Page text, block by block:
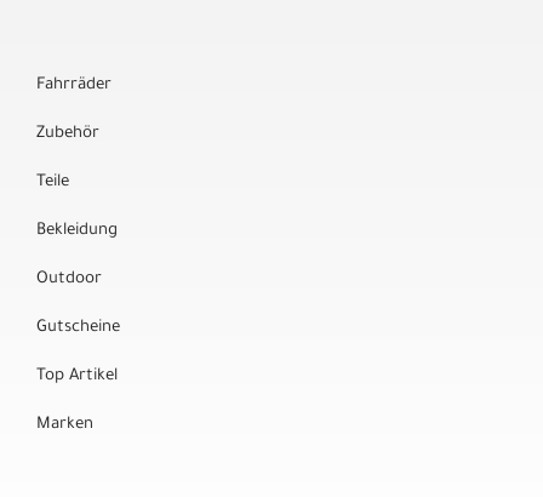
Fahrräder
Zubehör
Teile
Bekleidung
Outdoor
Gutscheine
Top Artikel
Marken